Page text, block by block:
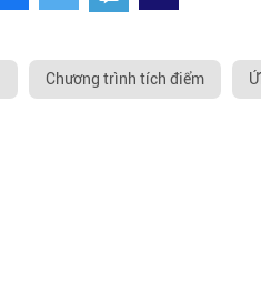
Chương trình tích điểm